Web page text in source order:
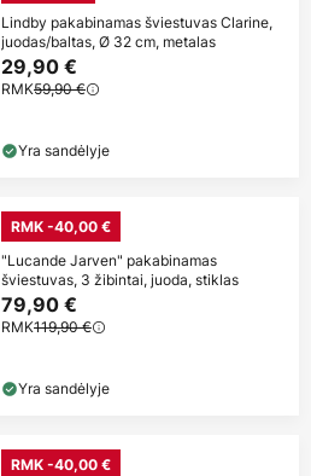
Lindby pakabinamas šviestuvas Clarine,
juodas/baltas, Ø 32 cm, metalas
29,90 €
RMK59,90 €
Yra sandėlyje
RMK -40,00 €
"Lucande Jarven" pakabinamas
šviestuvas, 3 žibintai, juoda, stiklas
79,90 €
RMK119,90 €
Yra sandėlyje
RMK -40,00 €